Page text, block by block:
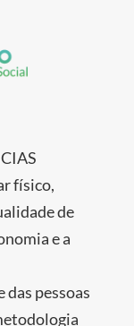
físico,
de
e a
pessoas